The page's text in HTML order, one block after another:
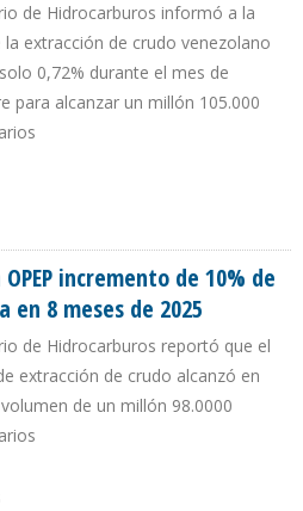
de Hidrocarburos informó a la
la extracción de crudo venezolano
0,72% durante el mes de
para alcanzar un millón 105.000
incremento de 10% de
8 meses de 2025
de Hidrocarburos reportó que el
extracción de crudo alcanzó en
de un millón 98.0000